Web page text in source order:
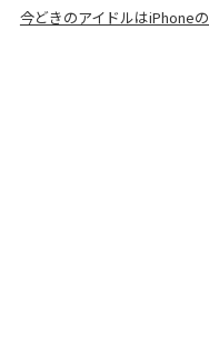
今どきのアイドルはiPhone